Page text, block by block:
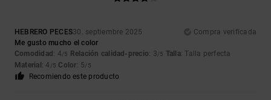
HEBRERO PECES30. septiembre 2025
Compra verificada
Me gusto mucho el color
Comodidad : 4/5 Relación calidad-precio: 3/5 Talla: Talla perfecta
Material : 4 /5 Color: 5/5
Recomiendo este producto